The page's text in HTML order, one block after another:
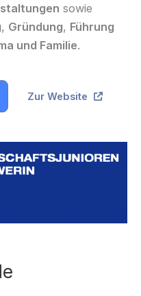
sowie
, Gründung, Führung
und Familie.
Zur Website